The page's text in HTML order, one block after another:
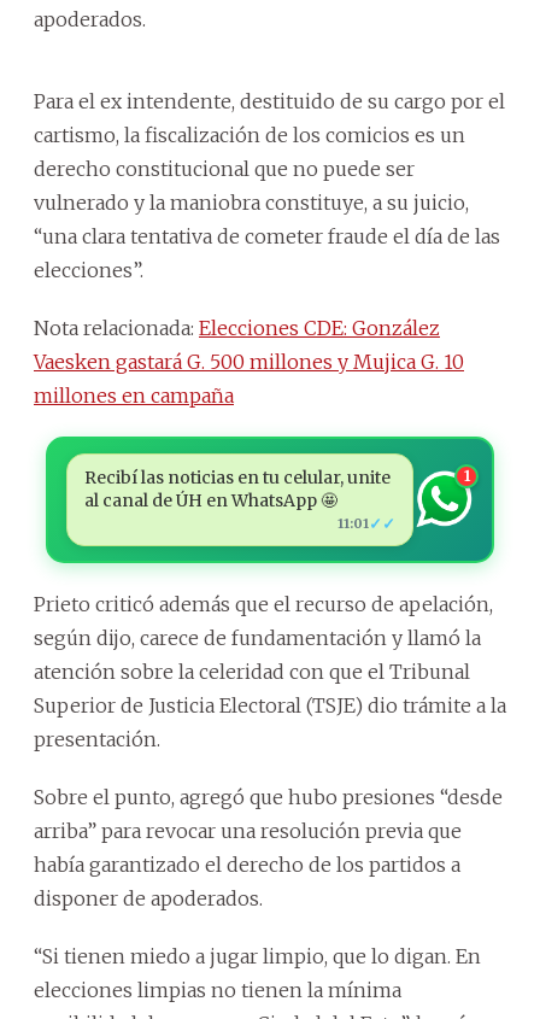
apoderados.
Para el ex intendente, destituido de su cargo por el
cartismo, la fiscalización de los comicios es un
derecho constitucional que no puede ser
vulnerado y la maniobra constituye, a su juicio,
“una clara tentativa de cometer fraude el día de las
elecciones”.
Nota relacionada: Elecciones CDE: González
Vaesken gastará G. 500 millones y Mujica G. 10
millones en campaña
Recibí las noticias en tu celular, unite
al canal de ÚH en WhatsApp 🤩
11:01 ✓✓
1
Prieto criticó además que el recurso de apelación,
según dijo, carece de fundamentación y llamó la
atención sobre la celeridad con que el Tribunal
Superior de Justicia Electoral (TSJE) dio trámite a la
presentación.
Sobre el punto, agregó que hubo presiones “desde
arriba” para revocar una resolución previa que
había garantizado el derecho de los partidos a
disponer de apoderados.
“Si tienen miedo a jugar limpio, que lo digan. En
elecciones limpias no tienen la mínima